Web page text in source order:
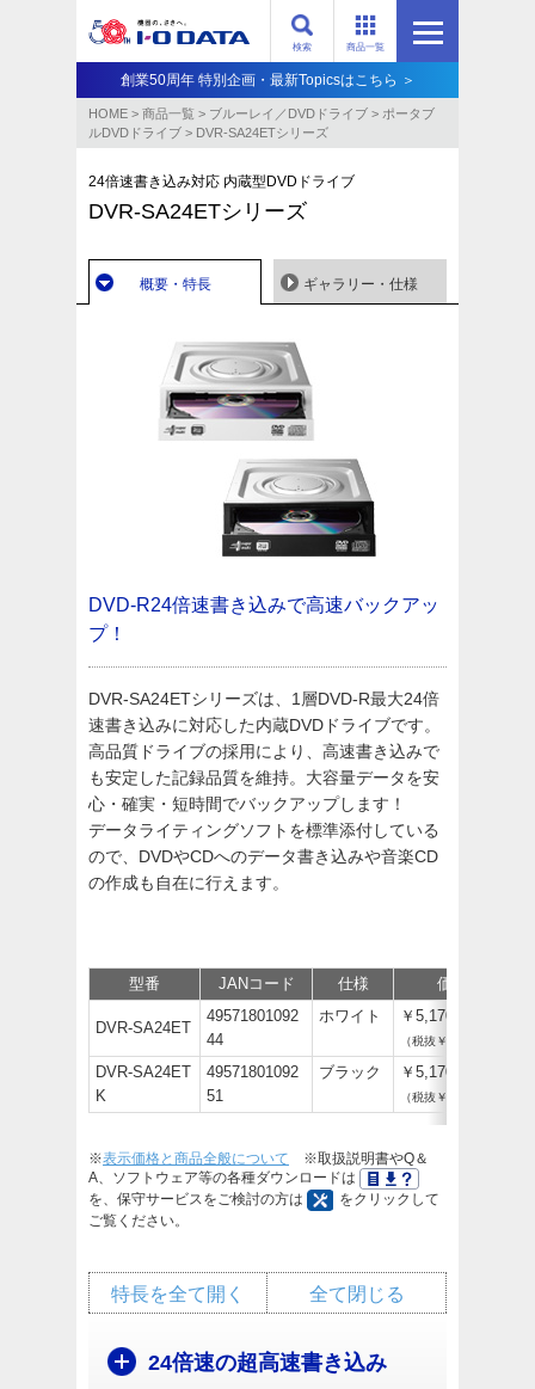
商品一覧
検索
創業50周年 特別企画・最新Topicsはこちら ＞
HOME > 商品一覧 > ブルーレイ／DVDドライブ > ポータブ
ルDVDドライブ > DVR-SA24ETシリーズ
24倍速書き込み対応 内蔵型DVDドライブ
DVR-SA24ETシリーズ
概要・特長 ギャラリー・仕様
DVD-R24倍速書き込みで高速バックアッ
プ！
DVR-SA24ETシリーズは、1層DVD-R最大24倍
速書き込みに対応した内蔵DVDドライブです。
高品質ドライブの採用により、高速書き込みで
も安定した記録品質を維持。大容量データを安
心・確実・短時間でバックアップします！
データライティングソフトを標準添付している
ので、DVDやCDへのデータ書き込みや音楽CD
の作成も自在に行えます。
型番 JANコード 仕様 価格
DVR-SA24ET
49571801092
44
ホワイト ￥5,170
（税抜￥4,700）
DVR-SA24ET
K
49571801092
51
ブラック ￥5,170
（税抜￥4,700）
※表示価格と商品全般について ※取扱説明書やQ＆
A、ソフトウェア等の各種ダウンロードは
を、保守サービスをご検討の方は
をクリックして
ご覧ください。
全て閉じる
特長を全て開く
24倍速の超高速書き込み